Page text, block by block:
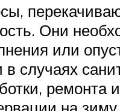
Они
или
случаях
ремонта